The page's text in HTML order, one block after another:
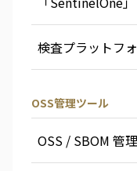
検査プラットフ
OSS管理ツール
OSS / SBOM 管